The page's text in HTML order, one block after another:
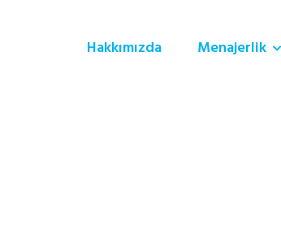
Hakkımızda Menajerlik